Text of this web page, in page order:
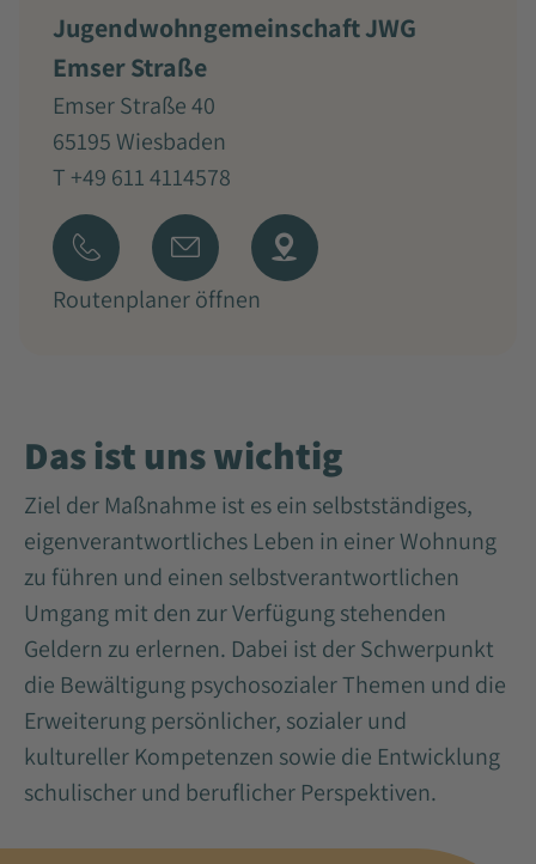
Jugendwohngemeinschaft JWG
Emser Straße
Emser Straße 40
65195 Wiesbaden
T +49 611 4114578
Routenplaner öffnen
Das ist uns wichtig
Ziel der Maßnahme ist es ein selbstständiges,
eigenverantwortliches Leben in einer Wohnung
zu führen und einen selbstverantwortlichen
Umgang mit den zur Verfügung stehenden
Geldern zu erlernen. Dabei ist der Schwerpunkt
die Bewältigung psychosozialer Themen und die
Erweiterung persönlicher, sozialer und
kultureller Kompetenzen sowie die Entwicklung
schulischer und beruflicher Perspektiven.